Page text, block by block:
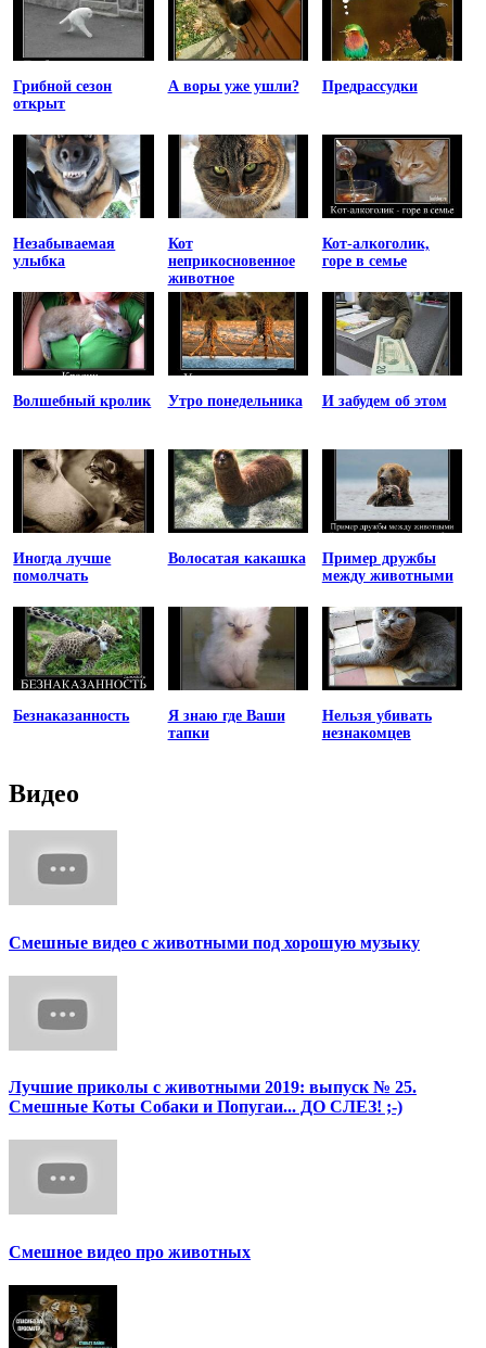
Грибной сезон
открыт
А воры уже ушли? Предрассудки
Незабываемая
улыбка
Кот
неприкосновенное
животное
Кот-алкоголик,
горе в семье
Волшебный кролик Утро понедельника И забудем об этом
Иногда лучше
помолчать
Волосатая какашка
Пример дружбы
между животными
Безнаказанность
Я знаю где Ваши
тапки
Нельзя убивать
незнакомцев
Видео
Смешные видео с животными под хорошую музыку
Лучшие приколы с животными 2019: выпуск № 25.
Смешные Коты Собаки и Попугаи... ДО СЛЕЗ! ;-)
Смешное видео про животных